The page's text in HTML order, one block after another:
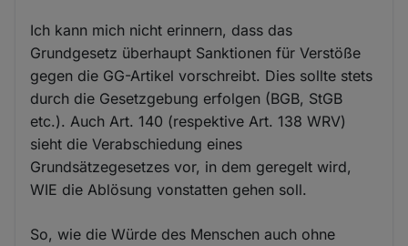
Ich kann mich nicht erinnern, dass das
Grundgesetz überhaupt Sanktionen für Verstöße
gegen die GG-Artikel vorschreibt. Dies sollte stets
durch die Gesetzgebung erfolgen (BGB, StGB
etc.). Auch Art. 140 (respektive Art. 138 WRV)
sieht die Verabschiedung eines
Grundsätzegesetzes vor, in dem geregelt wird,
WIE die Ablösung vonstatten gehen soll.
So, wie die Würde des Menschen auch ohne